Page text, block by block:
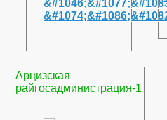
Арцизская
райгосадминистрация-1